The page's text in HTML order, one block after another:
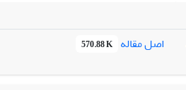
استان مازندران مورد تایید قرار داد.
اصل مقاله 570.88 K